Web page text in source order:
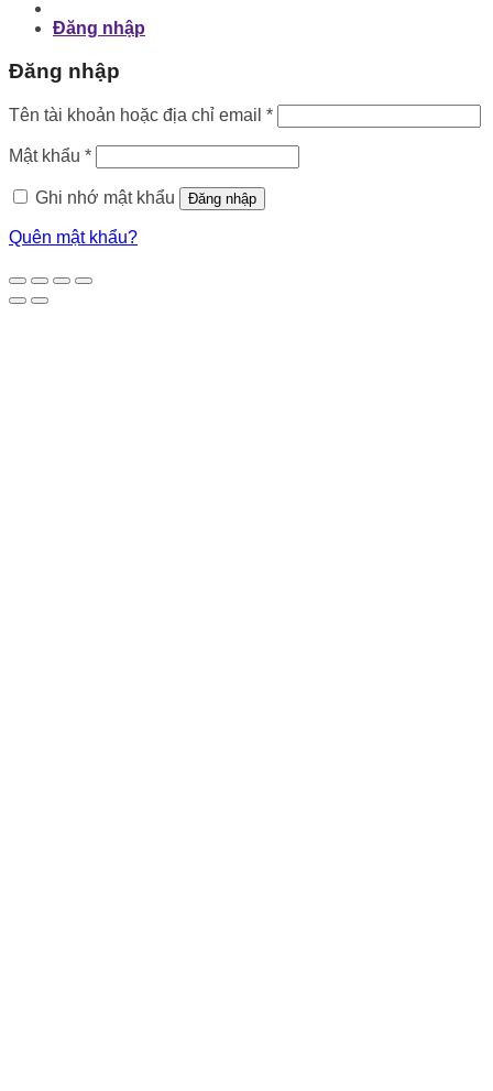
Đăng nhập
Đăng nhập
Tên tài khoản hoặc địa chỉ email *Bắt
buộc
Mật khẩu *Bắt
buộc
Ghi nhớ mật khẩu
Đăng nhập
Quên mật khẩu?